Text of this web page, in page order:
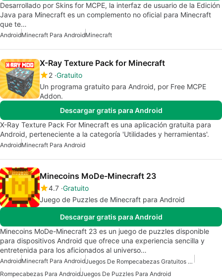
Desarrollado por Skins for MCPE, la interfaz de usuario de la Edición
Java para Minecraft es un complemento no oficial para Minecraft
que te…
AndroidMinecraft Para AndroidMinecraft
X-Ray Texture Pack for Minecraft
2 Gratuito
Un programa gratuito para Android, por Free MCPE
Addon.
Descargar gratis para Android
X-Ray Texture Pack For Minecraft es una aplicación gratuita para
Android, perteneciente a la categoría 'Utilidades y herramientas'.
AndroidMinecraft Para Android
Minecoins MoDe-Minecraft 23
4.7 Gratuito
Juego de Puzzles de Minecraft para Android
Descargar gratis para Android
Minecoins MoDe-Minecraft 23 es un juego de puzzles disponible
para dispositivos Android que ofrece una experiencia sencilla y
entretenida para los aficionados al universo…
AndroidMinecraft Para Android
Juegos De Rompecabezas Gratuitos Para Android
Rompecabezas Para AndroidJuegos De Puzzles Para Android